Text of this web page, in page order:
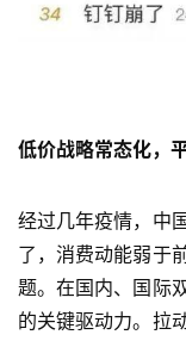
低价战略常态化，
经过几年疫情，中
了，消费动能弱于
题。在国内、国际
的关键驱动力。拉